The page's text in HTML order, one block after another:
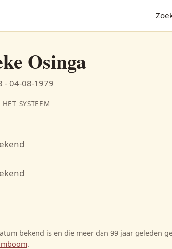
Osinga
- 04-08-1979
SYSTEEM
bekend is en die meer dan 99 jaar geleden
.